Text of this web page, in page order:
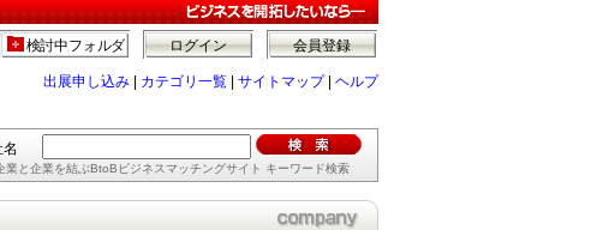
会員登録
ログイン
検討中フォルダ
出展申し込み カテゴリ一覧 サイトマップ| ヘルプ
業と企業を結ぶBtoBビジネスマッチングサイト キーワード検索